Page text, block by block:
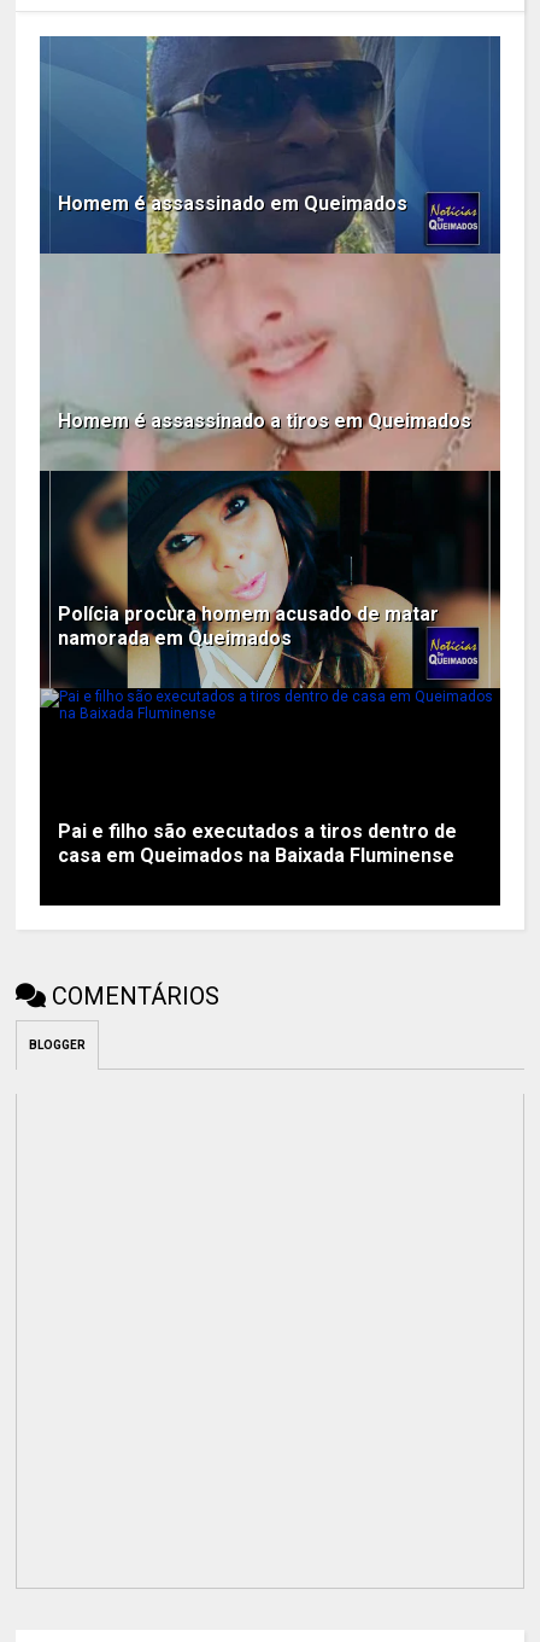
Homem é assassinado em Queimados
Homem é assassinado a tiros em Queimados
Polícia procura homem acusado de matar
namorada em Queimados
Pai e filho são executados a tiros dentro de
casa em Queimados na Baixada Fluminense
COMENTÁRIOS
BLOGGER